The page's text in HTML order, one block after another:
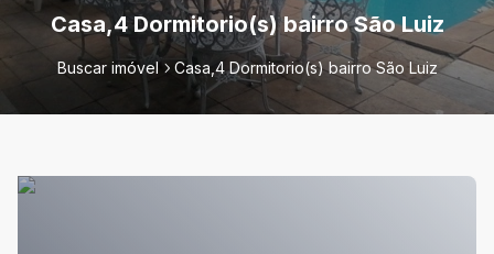
Casa,4 Dormitorio(s) bairro São Luiz
Buscar imóvel Casa,4 Dormitorio(s) bairro São Luiz